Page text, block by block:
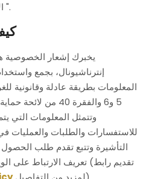
الاجتماعية لهذا الشخص الطبيعي ".
يخبرك إشعار
إنترناشيونال، بجمع
المعلومات بطريقة عادلة وقانونية
5 و6 والفقرة 40 من
وتتمثل المعلومات التي
للاستفسارات والطلبات والعمليات
التأشيرة وتتبع تقدم طلب
تعريف الارتباط على الويب